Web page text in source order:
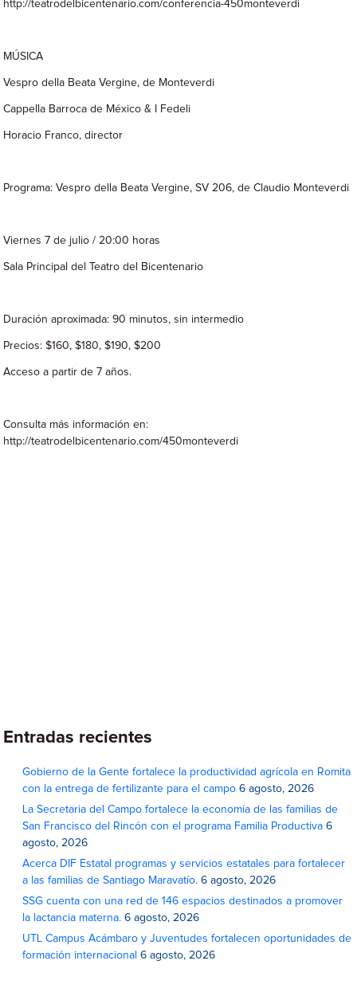
http://teatrodelbicentenario.com/conferencia-450monteverdi
MÚSICA
Vespro della Beata Vergine, de Monteverdi
Cappella Barroca de México & I Fedeli
Horacio Franco, director
Programa: Vespro della Beata Vergine, SV 206, de Claudio Monteverdi
Viernes 7 de julio / 20:00 horas
Sala Principal del Teatro del Bicentenario
Duración aproximada: 90 minutos, sin intermedio
Precios: $160, $180, $190, $200
Acceso a partir de 7 años.
Consulta más información en:
http://teatrodelbicentenario.com/450monteverdi
Entradas recientes
Gobierno de la Gente fortalece la productividad agrícola en Romita
con la entrega de fertilizante para el campo 6 agosto, 2026
La Secretaria del Campo fortalece la economía de las familias de
San Francisco del Rincón con el programa Familia Productiva 6
agosto, 2026
Acerca DIF Estatal programas y servicios estatales para fortalecer
a las familias de Santiago Maravatío. 6 agosto, 2026
SSG cuenta con una red de 146 espacios destinados a promover
la lactancia materna. 6 agosto, 2026
UTL Campus Acámbaro y Juventudes fortalecen oportunidades de
formación internacional 6 agosto, 2026